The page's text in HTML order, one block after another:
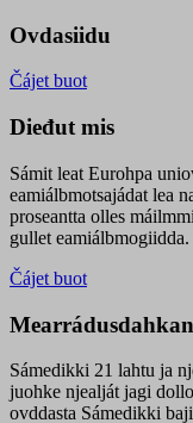
Ovdasiidu
Čájet buot
Dieđut mis
Sámit leat Eurohpa
eamiálbmotsajádat lea
proseantta olles
gullet
Čájet buot
Mearrádusdahkan
Sámedikki 21 lahtu ja
juohke njealját jagi
ovddasta Sámedikki